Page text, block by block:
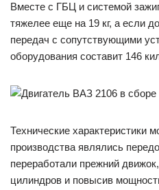
Вместе с ГБЦ и системой
тяжелее еще на 19 кг, а если
передач с сопутствующими
оборудования составит 146
Технические характеристики
производства являлись
переработали прежний
цилиндров и повысив